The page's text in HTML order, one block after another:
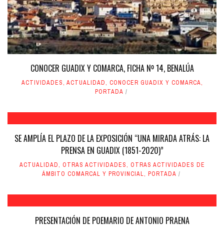
CONOCER GUADIX Y COMARCA, FICHA Nº 14, BENALÚA
ACTIVIDADES, ACTUALIDAD, CONOCER GUADIX Y COMARCA,
PORTADA
SE AMPLÍA EL PLAZO DE LA EXPOSICIÓN “UNA MIRADA ATRÁS: LA
PRENSA EN GUADIX (1851-2020)”
ACTUALIDAD, OTRAS ACTIVIDADES, OTRAS ACTIVIDADES DE
ÁMBITO COMARCAL Y PROVINCIAL, PORTADA
PRESENTACIÓN DE POEMARIO DE ANTONIO PRAENA